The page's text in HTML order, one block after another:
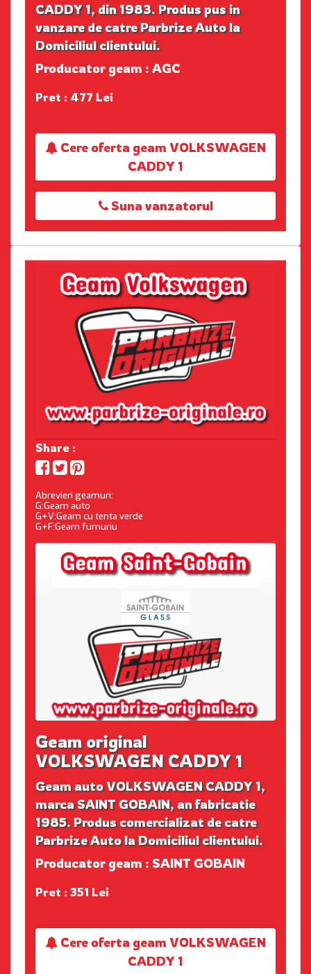
CADDY 1, din 1983. Produs pus in
vanzare de catre Parbrize Auto la
Domiciliul clientului.
Producator geam : AGC
Pret : 477 Lei
Cere oferta geam VOLKSWAGEN
CADDY 1
Suna vanzatorul
Share :
Abrevieri geamuri:
G:Geam auto
G+V:Geam cu tenta verde
G+F:Geam fumuriu
Geam original
VOLKSWAGEN CADDY 1
Geam auto VOLKSWAGEN CADDY 1,
marca SAINT GOBAIN, an fabricatie
1985. Produs comercializat de catre
Parbrize Auto la Domiciliul clientului.
Producator geam : SAINT GOBAIN
Pret : 351 Lei
Cere oferta geam VOLKSWAGEN
CADDY 1